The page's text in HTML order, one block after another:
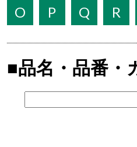
O
P Q R
品名・品番・